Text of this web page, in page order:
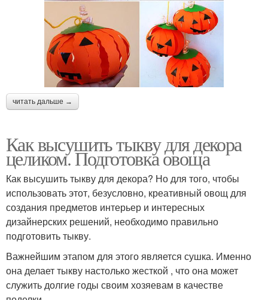
читать дальше →
Как высушить тыкву для декора
целиком. Подготовка овоща
Как высушить тыкву для декора? Но для того, чтобы
использовать этот, безусловно, креативный овощ для
создания предметов интерьер и интересных
дизайнерских решений, необходимо правильно
подготовить тыкву.
Важнейшим этапом для этого является сушка. Именно
она делает тыкву настолько жесткой , что она может
служить долгие годы своим хозяевам в качестве